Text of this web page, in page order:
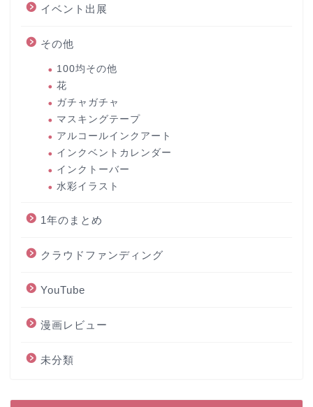
イベント出展
その他
100均その他
花
ガチャガチャ
マスキングテープ
アルコールインクアート
インクベントカレンダー
インクトーバー
水彩イラスト
1年のまとめ
クラウドファンディング
YouTube
漫画レビュー
未分類